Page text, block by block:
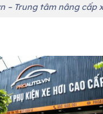
– Trung tâm nâng cấp